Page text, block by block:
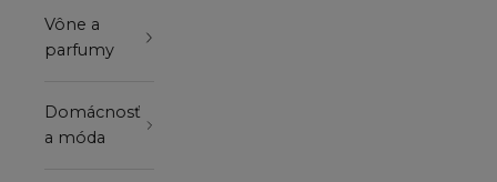
Vône a
parfumy
Domácnosť
a móda